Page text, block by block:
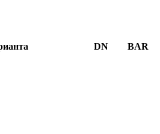
DN BAR